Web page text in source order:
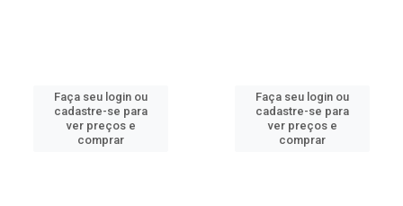
Faça seu login ou
cadastre-se para
ver preços e
comprar
Faça seu login ou
cadastre-se para
ver preços e
comprar